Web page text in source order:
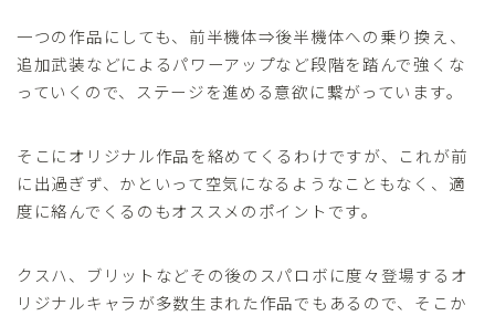
一つの作品にしても、前半機体⇒後半機体への乗り換え、
追加武装などによるパワーアップなど段階を踏んで強くな
っていくので、ステージを進める意欲に繋がっています。
そこにオリジナル作品を絡めてくるわけですが、これが前
に出過ぎず、かといって空気になるようなこともなく、適
度に絡んでくるのもオススメのポイントです。
クスハ、ブリットなどその後のスパロボに度々登場するオ
リジナルキャラが多数生まれた作品でもあるので、そこか